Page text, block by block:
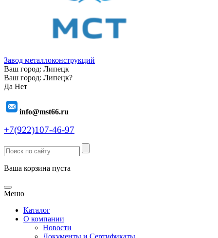
Завод металлоконструкций
Ваш город: Липецк
Ваш город: Липецк?
Да Нет
info@mst66.ru
+7(922)107-46-97
Ваша корзина пуста
Меню
Каталог
О компании
Новости
Документы и Сертификаты